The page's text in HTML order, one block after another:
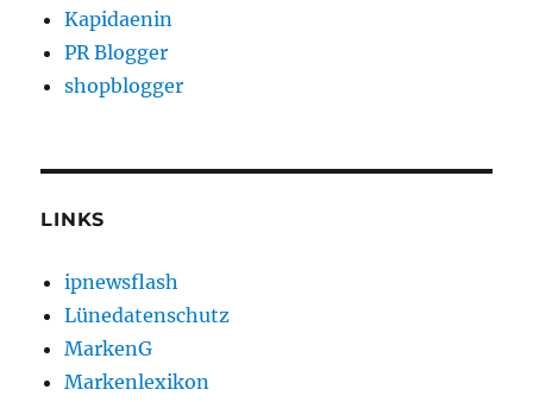
Kapidaenin
PR Blogger
shopblogger
LINKS
ipnewsflash
Lünedatenschutz
MarkenG
Markenlexikon